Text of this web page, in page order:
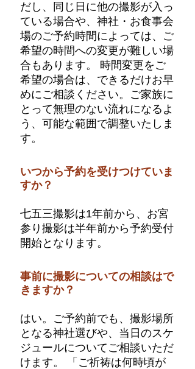
だし、同じ日に他の撮影が入っ
ている場合や、神社・お食事会
場のご予約時間によっては、ご
希望の時間への変更が難しい場
合もあります。 時間変更をご
希望の場合は、できるだけお早
めにご相談ください。ご家族に
とって無理のない流れになるよ
う、可能な範囲で調整いたしま
す。
いつから予約を受けつけていま
すか？
七五三撮影は1年前から、お宮
参り撮影は半年前から予約受付
開始となります。
事前に撮影についての相談はで
きますか？
はい。ご予約前でも、撮影場所
となる神社選びや、当日のスケ
ジュールについてご相談いただ
けます。 「ご祈祷は何時頃が